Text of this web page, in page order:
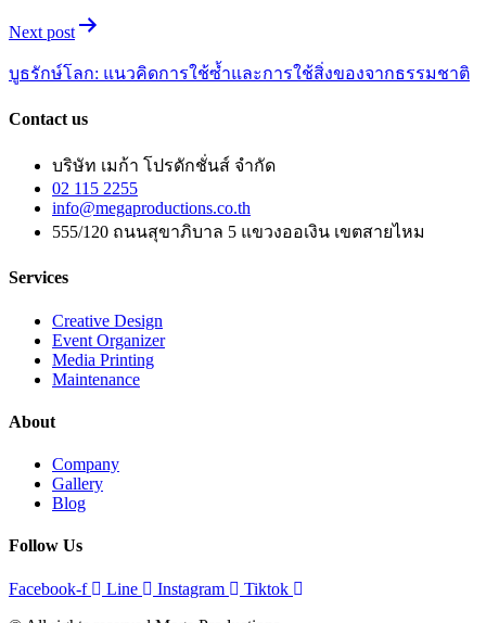
Next post
บูธรักษ์โลก: แนวคิดการใช้ซ้ำและการใช้สิ่งของจากธรรมชาติ
Contact us
บริษัท เมก้า โปรดักชั่นส์ จำกัด
02 115 2255
info@megaproductions.co.th
555/120 ถนนสุขาภิบาล 5 แขวงออเงิน เขตสายไหม
Services
Creative Design
Event Organizer
Media Printing
Maintenance
About
Company
Gallery
Blog
Follow Us
Facebook-f Line Instagram
Tiktok